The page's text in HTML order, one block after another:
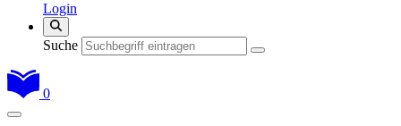
Login
Suche
0